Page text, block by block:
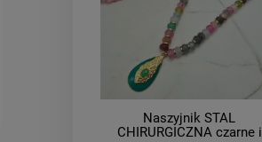
Naszyjnik STAL
CHIRURGICZNA czarne i